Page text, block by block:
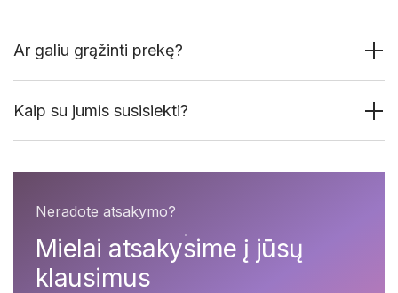
Ar galiu grąžinti prekę?
Kaip su jumis susisiekti?
Neradote atsakymo?
Mielai atsakysime į jūsų
klausimus